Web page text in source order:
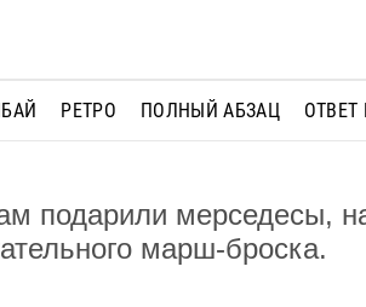
РЕТРО ПОЛНЫЙ АБЗАЦ
подарили мерседесы,
марш-броска.